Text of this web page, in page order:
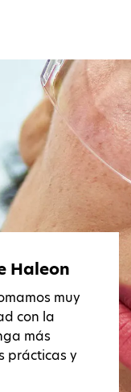
Haleon
muy
con la
más
prácticas y